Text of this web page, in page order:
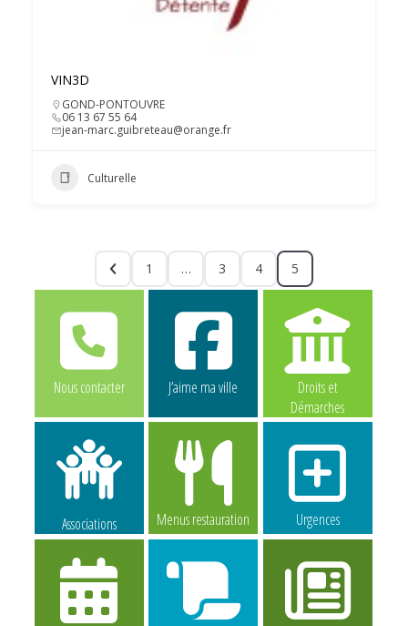
VIN3D
GOND-PONTOUVRE
06 13 67 55 64
jean-marc.guibreteau@orange.fr
Culturelle
1 … 3 4 5
Nous contacter J’aime ma ville
Droits et
Démarches
Associations Menus restauration Urgences